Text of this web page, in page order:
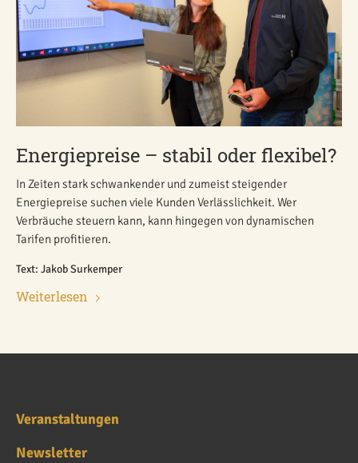
Energiepreise – stabil oder flexibel?
In Zeiten stark schwankender und zumeist steigender
Energiepreise suchen viele Kunden Verlässlichkeit. Wer
Verbräuche steuern kann, kann hingegen von dynamischen
Tarifen profitieren.
Text: Jakob Surkemper
Weiterlesen
Veranstaltungen
Newsletter